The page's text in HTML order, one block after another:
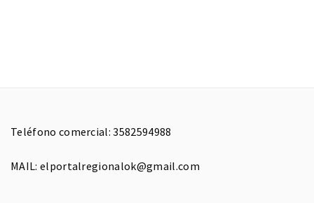
Teléfono comercial: 3582594988
MAIL: elportalregionalok@gmail.com